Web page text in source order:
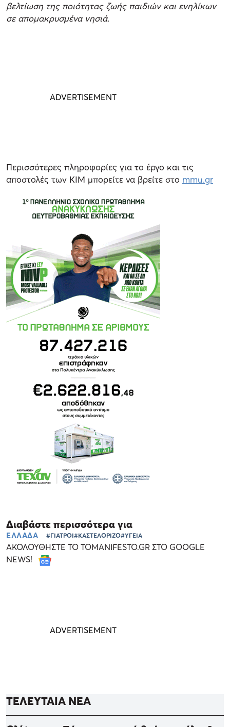
βελτίωση της ποιότητας ζωής παιδιών και ενηλίκων
σε απομακρυσμένα νησιά.
Περισσότερες πληροφορίες για το έργο και τις
αποστολές των ΚΙΜ μπορείτε να βρείτε στο mmu.gr
Διαβάστε περισσότερα για
ΕΛΛΑΔΑ #ΓΙΑΤΡΟΙ#ΚΑΣΤΕΛΟΡΙΖΟ#ΥΓΕΙΑ
ΑΚΟΛΟΥΘΗΣΤΕ ΤΟ TOMANIFESTO.GR ΣΤΟ GOOGLE
NEWS!
ΤΕΛΕΥΤΑΙΑ ΝΕΑ